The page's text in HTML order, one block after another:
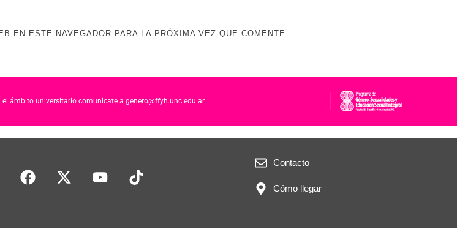
EN ESTE NAVEGADOR PARA LA PRÓXIMA VEZ QUE COMENTE.
ámbito universitario comunicate a genero@ffyh.unc.edu.ar
Contacto
Cómo llegar